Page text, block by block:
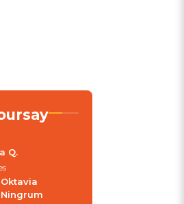
Q.
Oktavia
Ningrum